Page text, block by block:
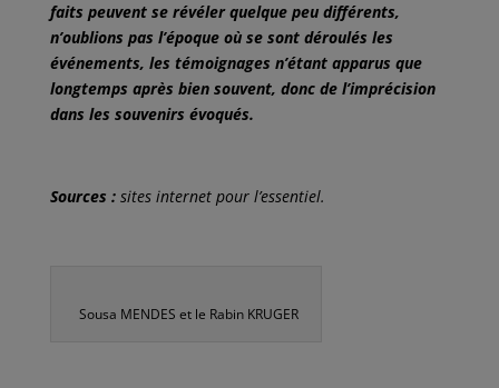
faits peuvent se révéler quelque peu différents,
n’oublions pas l’époque où se sont déroulés les
événements, les témoignages n’étant apparus que
longtemps après bien souvent, donc de l’imprécision
dans les souvenirs évoqués.
Sources : sites internet pour l’essentiel.
Sousa MENDES et le Rabin KRUGER